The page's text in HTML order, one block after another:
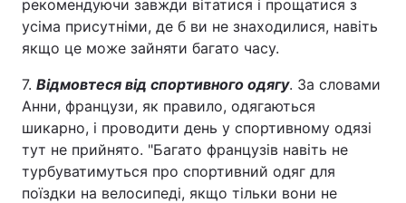
рекомендуючи завжди вітатися і прощатися з
усіма присутніми, де б ви не знаходилися, навіть
якщо це може зайняти багато часу.
7. Відмовтеся від спортивного одягу. За словами
Анни, французи, як правило, одягаються
шикарно, і проводити день у спортивному одязі
тут не прийнято. "Багато французів навіть не
турбуватимуться про спортивний одяг для
поїздки на велосипеді, якщо тільки вони не